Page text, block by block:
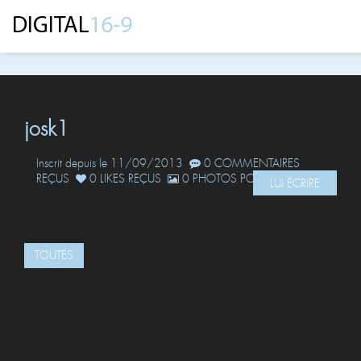
josk1
Inscrit depuis le 11/09/2013
0 COMMENTAIRES
REÇUS
0 LIKES REÇUS 0 PHOTOS POSTÉESLUI ÉCRIRE
TOUTES